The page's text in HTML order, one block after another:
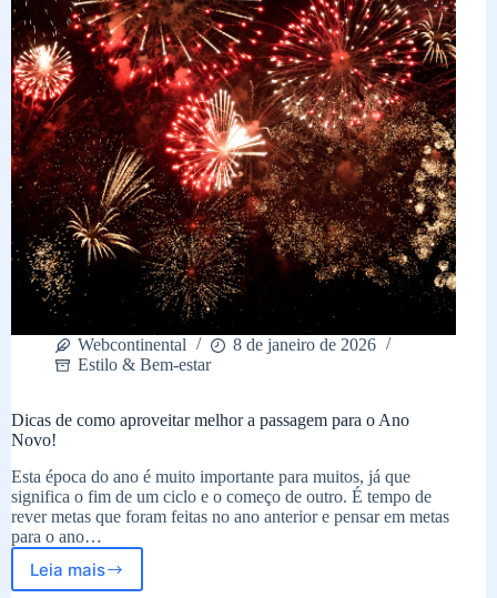
Webcontinental
8 de janeiro de 2026
Estilo & Bem-estar
Dicas de como aproveitar melhor a passagem para o Ano
Novo!
Esta época do ano é muito importante para muitos, já que
significa o fim de um ciclo e o começo de outro. É tempo de
rever metas que foram feitas no ano anterior e pensar em metas
para o ano…
Leia mais
Dicas